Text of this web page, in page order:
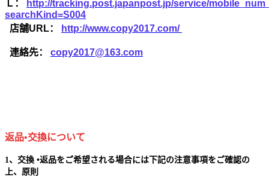
Ｌ：
http://tracking.post.japanpost.jp/service/
searchKind=S004
店舗URL：
http://www.copy2017.com/
連絡先： copy2017@163.com
返品•交換について
1、交換 •返品をご希望される場合には下記の注意事項をご確認の
上、原則